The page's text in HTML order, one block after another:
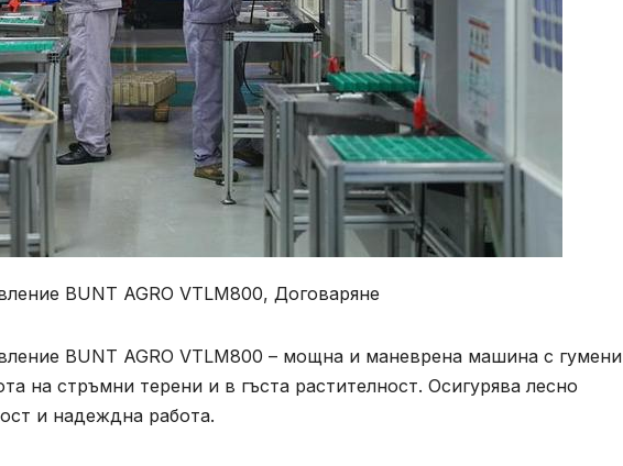
BUNT AGRO VTLM800, Договаряне
BUNT AGRO VTLM800 – мощна и маневрена машина с гумени
на стръмни терени и в гъста растителност. Осигурява лесно
и надеждна работа.